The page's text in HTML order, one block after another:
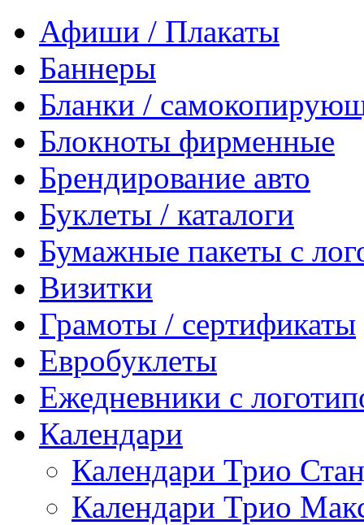
Афиши / Плакаты
Баннеры
Бланки /
Блокноты фирменные
Брендирование авто
Буклеты / каталоги
Бумажные пакеты с
Визитки
Грамоты / сертификаты
Евробуклеты
Ежедневники с
Календари
Календари Трио
Календари Трио